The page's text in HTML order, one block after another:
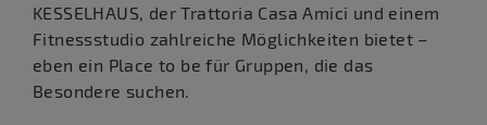
KESSELHAUS, der Trattoria Casa Amici und einem
Fitnessstudio zahlreiche Möglichkeiten bietet –
eben ein Place to be für Gruppen, die das
Besondere suchen.